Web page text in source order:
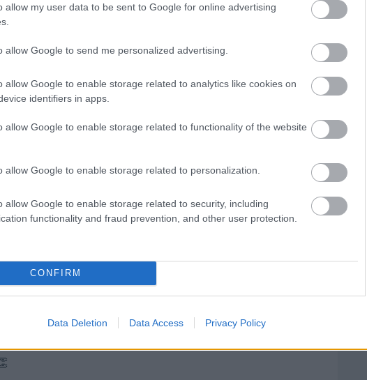
allow my user data to be sent to Google for online advertising
allow Google to send me personalized advertising.
allow Google to enable storage related to analytics like cookies on
identifiers in apps.
allow Google to enable storage related to functionality of the website
allow Google to enable storage related to personalization.
allow Google to enable storage related to security, including
functionality and fraud prevention, and other user protection.
CONFIRM
Data Deletion Data Access Privacy Policy
τον George Russell σαν
το έκανε αυτό με
πιο εντυπωσιακή από την τρίτη
και πιο εύκολα.
τελικά άντεξε την πίεση του
βαθμούς και να
αυτή την μονομαχία των
μόνο λόγω λεπτομερειών και του
και Pierre Gasly ολοκλήρωσαν